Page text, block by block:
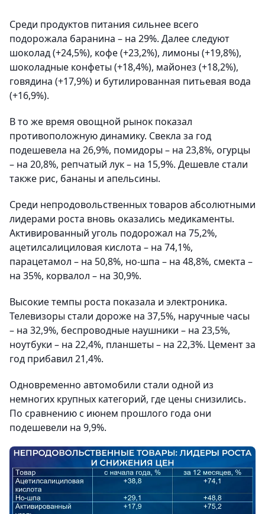
Среди продуктов питания сильнее всего
подорожала баранина – на 29%. Далее следуют
шоколад (+24,5%), кофе (+23,2%), лимоны (+19,8%),
шоколадные конфеты (+18,4%), майонез (+18,2%),
говядина (+17,9%) и бутилированная питьевая вода
(+16,9%).
В то же время овощной рынок показал
противоположную динамику. Свекла за год
подешевела на 26,9%, помидоры – на 23,8%, огурцы
– на 20,8%, репчатый лук – на 15,9%. Дешевле стали
также рис, бананы и апельсины.
Среди непродовольственных товаров абсолютными
лидерами роста вновь оказались медикаменты.
Активированный уголь подорожал на 75,2%,
ацетилсалициловая кислота – на 74,1%,
парацетамол – на 50,8%, но-шпа – на 48,8%, смекта –
на 35%, корвалол – на 30,9%.
Высокие темпы роста показала и электроника.
Телевизоры стали дороже на 37,5%, наручные часы
– на 32,9%, беспроводные наушники – на 23,5%,
ноутбуки – на 22,4%, планшеты – на 22,3%. Цемент за
год прибавил 21,4%.
Одновременно автомобили стали одной из
немногих крупных категорий, где цены снизились.
По сравнению с июнем прошлого года они
подешевели на 9,9%.